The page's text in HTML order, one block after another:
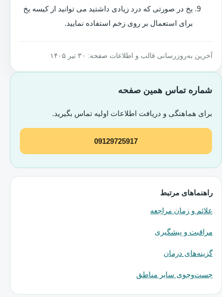
یخ در صورتی که درد زیادی داشتید می توانید از کیسه یخ
برای استعمال بر روی زخم استفاده نمایید.
آخرین به‌روزرسانی قالب و اطلاعات صفحه: ۳۰ تیر ۱۴۰۵
شماره تماس همین صفحه
برای هماهنگی و دریافت اطلاعات اولیه تماس بگیرید.
09129725917
راهنماهای مرتبط
علائم و زمان مراجعه
مراقبت و پیشگیری
گزینه‌های درمان
جست‌وجوی سایر مناطق